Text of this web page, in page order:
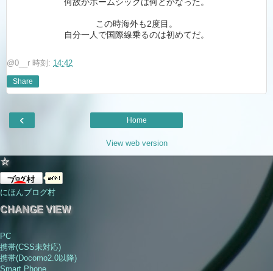
何故かホームシックは何とかなった。
この時海外も2度目。
自分一人で国際線乗るのは初めてだ。
@0__r 時刻: 14:42
Share
‹ Home
View web version
☆
にほんブログ村
CHANGE VIEW
PC
携帯(CSS未対応)
携帯(Docomo2.0以降)
Smart Phone